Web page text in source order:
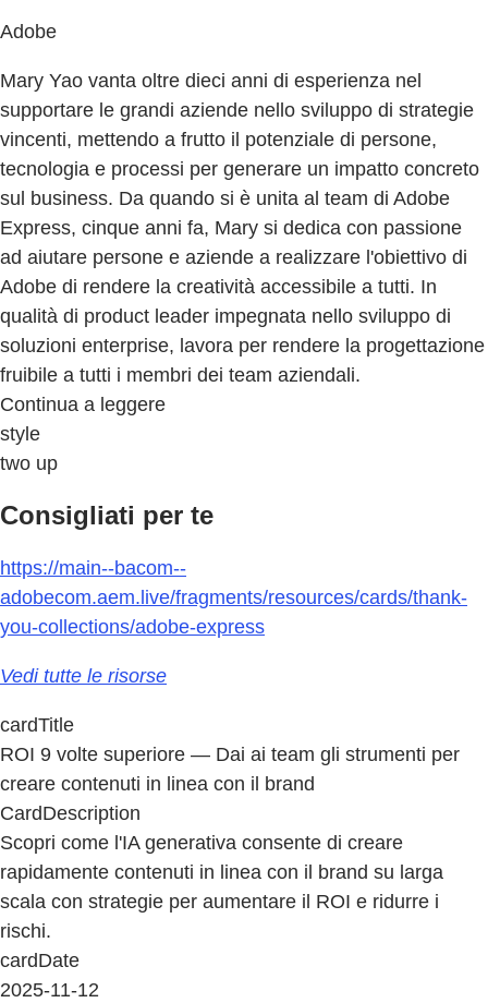
Adobe
Mary Yao vanta oltre dieci anni di esperienza nel
supportare le grandi aziende nello sviluppo di strategie
vincenti, mettendo a frutto il potenziale di persone,
tecnologia e processi per generare un impatto concreto
sul business. Da quando si è unita al team di Adobe
Express, cinque anni fa, Mary si dedica con passione
ad aiutare persone e aziende a realizzare l'obiettivo di
Adobe di rendere la creatività accessibile a tutti. In
qualità di product leader impegnata nello sviluppo di
soluzioni enterprise, lavora per rendere la progettazione
fruibile a tutti i membri dei team aziendali.
Continua a leggere
style
two up
Consigliati per te
https://main--bacom--
adobecom.aem.live/fragments/resources/cards/thank-
you-collections/adobe-express
Vedi tutte le risorse
cardTitle
ROI 9 volte superiore — Dai ai team gli strumenti per
creare contenuti in linea con il brand
CardDescription
Scopri come l'IA generativa consente di creare
rapidamente contenuti in linea con il brand su larga
scala con strategie per aumentare il ROI e ridurre i
rischi.
cardDate
2025-11-12